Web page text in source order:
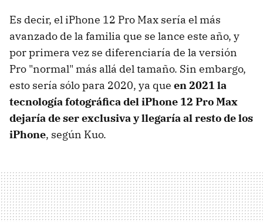
Es decir, el iPhone 12 Pro Max sería el más
avanzado de la familia que se lance este año, y
por primera vez se diferenciaría de la versión
Pro "normal" más allá del tamaño. Sin embargo,
esto sería sólo para 2020, ya que en 2021 la
tecnología fotográfica del iPhone 12 Pro Max
dejaría de ser exclusiva y llegaría al resto de los
iPhone, según Kuo.